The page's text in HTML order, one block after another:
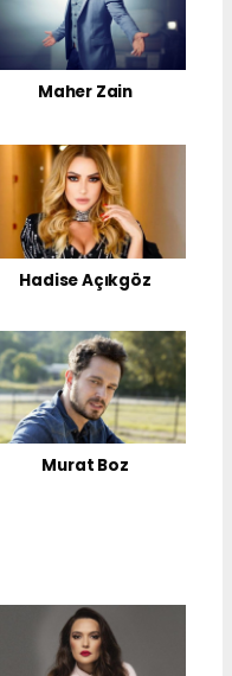
Maher Zain
Hadise Açıkgöz
Murat Boz